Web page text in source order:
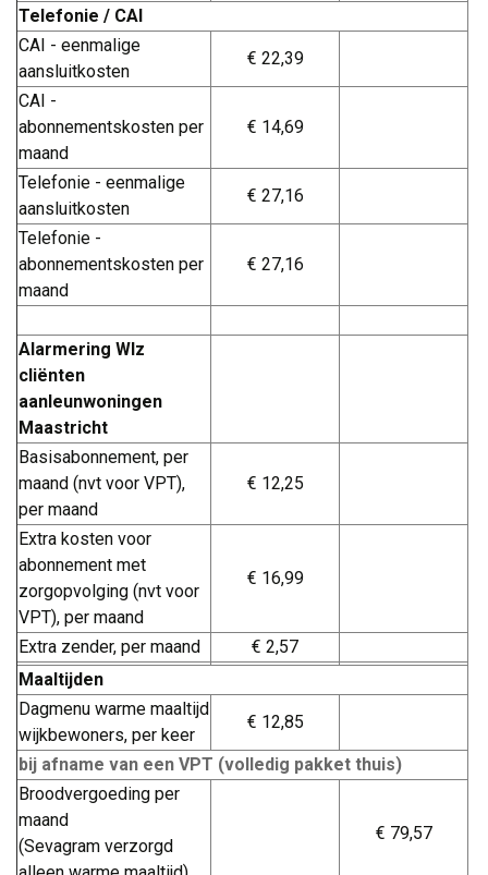
Telefonie / CAI
CAI - eenmalige
aansluitkosten
€ 22,39
CAI -
abonnementskosten per
maand
€ 14,69
Telefonie - eenmalige
aansluitkosten
€ 27,16
Telefonie -
abonnementskosten per
maand
€ 27,16
Alarmering Wlz
cliënten
aanleunwoningen
Maastricht
Basisabonnement, per
maand (nvt voor VPT),
per maand
€ 12,25
Extra kosten voor
abonnement met
zorgopvolging (nvt voor
VPT), per maand
€ 16,99
Extra zender, per maand
€ 2,57
Maaltijden
Dagmenu warme maaltijd
wijkbewoners, per keer
€ 12,85
bij afname van een VPT (volledig pakket thuis)
Broodvergoeding per
maand
(Sevagram verzorgd
€ 79,57